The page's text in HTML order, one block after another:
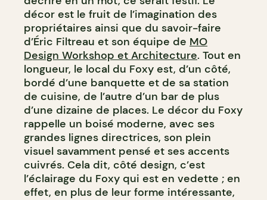
décor est le fruit de l’imagination des
propriétaires ainsi que du savoir-faire
d’Éric Filtreau et son équipe de MO
Design Workshop et Architecture. Tout en
longueur, le local du Foxy est, d’un côté,
bordé d’une banquette et de sa station
de cuisine, de l’autre d’un bar de plus
d’une dizaine de places. Le décor du Foxy
rappelle un boisé moderne, avec ses
grandes lignes directrices, son plein
visuel savamment pensé et ses accents
cuivrés. Cela dit, côté design, c’est
l’éclairage du Foxy qui est en vedette ; en
effet, en plus de leur forme intéressante,